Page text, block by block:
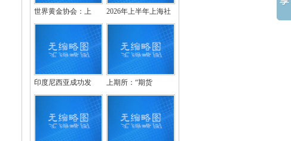
世界黄金协会：上 2026年上半年上海社
印度尼西亚成功发 上期所：“期货